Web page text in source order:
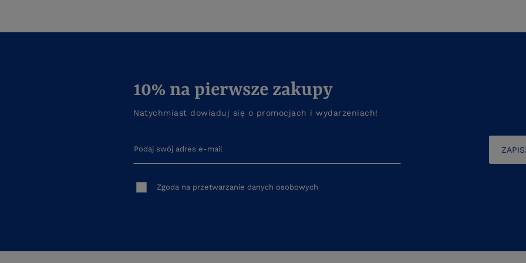
10% na pierwsze zakupy
Natychmiast dowiaduj się o promocjach i wydarzeniach!
Podaj swój adres e-mail
Zgoda na przetwarzanie danych osobowych